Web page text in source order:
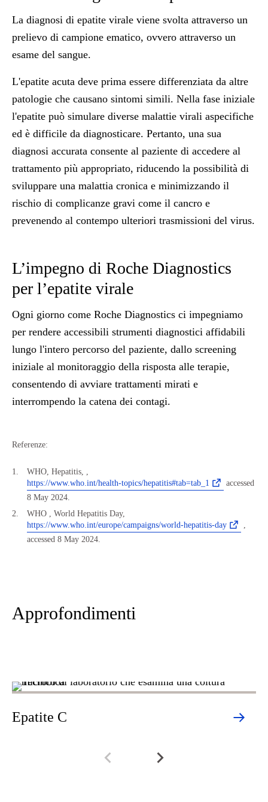
La diagnosi di epatite virale viene svolta attraverso un
prelievo di campione ematico, ovvero attraverso un
esame del sangue.
L'epatite acuta deve prima essere differenziata da altre
patologie che causano sintomi simili. Nella fase iniziale
l'epatite può simulare diverse malattie virali aspecifiche
ed è difficile da diagnosticare. Pertanto, una sua
diagnosi accurata consente al paziente di accedere al
trattamento più appropriato, riducendo la possibilità di
sviluppare una malattia cronica e minimizzando il
rischio di complicanze gravi come il cancro e
prevenendo al contempo ulteriori trasmissioni del virus.
L’impegno di Roche Diagnostics
per l’epatite virale
Ogni giorno come Roche Diagnostics ci impegniamo
per rendere accessibili strumenti diagnostici affidabili
lungo l'intero percorso del paziente, dallo screening
iniziale al monitoraggio della risposta alle terapie,
consentendo di avviare trattamenti mirati e
interrompendo la catena dei contagi.
Referenze:
WHO, Hepatitis, ,
https://www.who.int/health-topics/hepatitis#tab=tab_1
accessed
8 May 2024.
WHO , World Hepatitis Day,
https://www.who.int/europe/campaigns/world-hepatitis-day
,
accessed 8 May 2024.
Approfondimenti
Epatite C